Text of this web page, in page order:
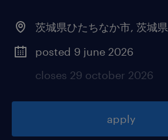
茨城県ひたちなか市, 茨城県
posted 9 june 2026
closes 29 october 2026
apply